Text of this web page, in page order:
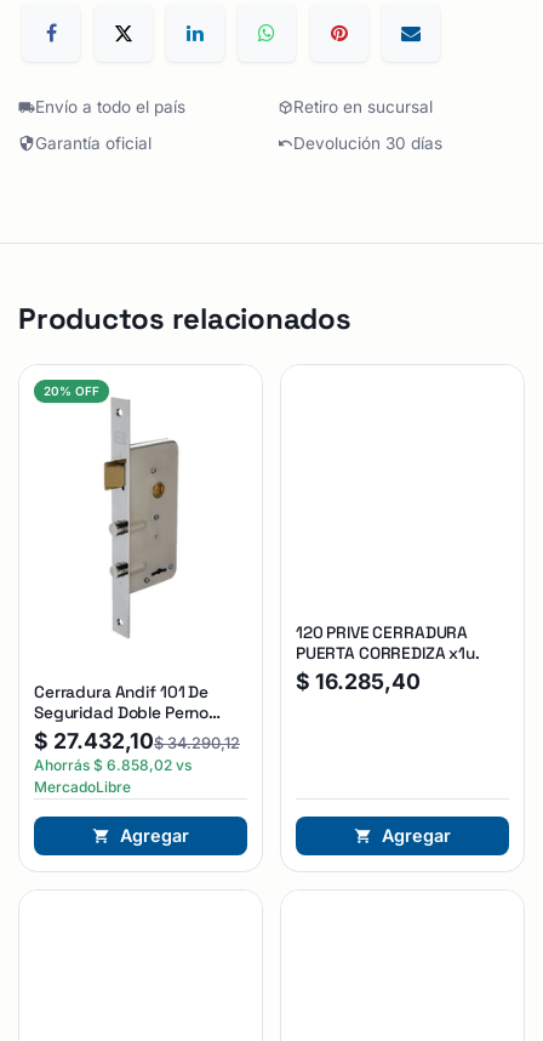
Envío a todo el país
Retiro en sucursal
Garantía oficial
Devolución 30 días
Productos relacionados
20% OFF
Cerradura Andif 101 De
Seguridad Doble Perno
Reforzada Plateado
$ 27.432,10$34.290,12
Ahorrás $ 6.858,02 vs
MercadoLibre
Agregar
120 PRIVE CERRADURA
PUERTA CORREDIZA x1u.
$ 16.285,40
Agregar